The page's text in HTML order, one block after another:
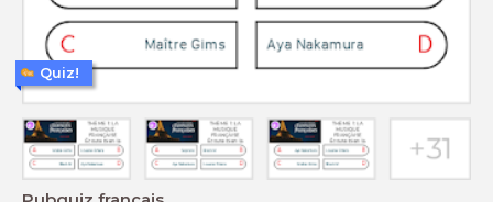
Quiz!